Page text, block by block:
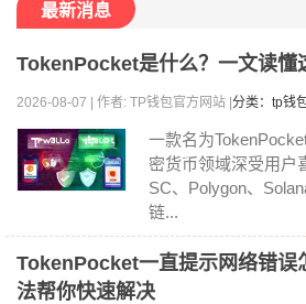
最新消息
TokenPocket是什么？一文读懂
2026-08-07 | 作者: TP钱包官方网站 | 分类：tp钱
一款名为
密货币领域深受用户
SC、Polygon、
链...
TokenPocket一直提示网络错误
法帮你快速解决